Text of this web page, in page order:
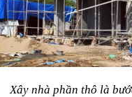
Xây nhà phần thô là